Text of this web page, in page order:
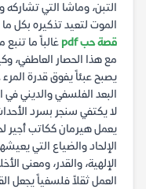
التبن، وماشا التي تشاركه
الموت لتعيد تذكيره بكل
قصة حب pdf
غالباً ما
مع هذا الحصار العاطفي،
يصبح عبئاً يفوق قدرة المرء
البعد الفلسفي والديني في
لا يكتفي سنجر بسرد
يعمل هيرمان ككاتب أجير
الإلحاد والضياع التي
الإلهية، والقدر، ومعنى
العمل ثقلاً فلسفياً يجعل